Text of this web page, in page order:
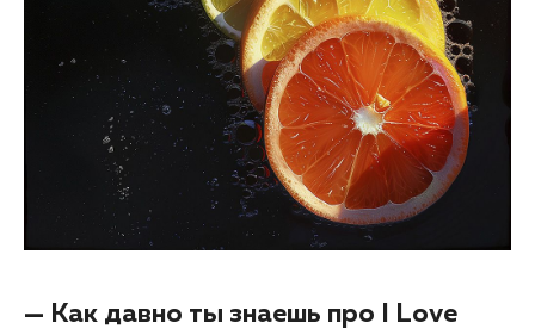
— Как давно ты знаешь про I Love